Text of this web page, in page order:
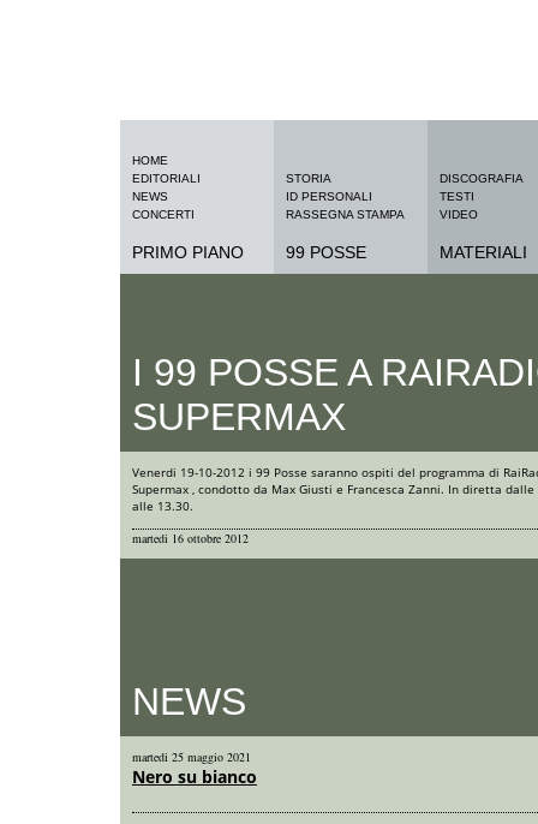
HOME
EDITORIALI
NEWS
CONCERTI
PRIMO PIANO
STORIA
ID PERSONALI
RASSEGNA STAMPA
99 POSSE
DISCOGRAFIA
TESTI
VIDEO
MATERIALI
I 99 POSSE A
SUPERMAX
Venerdi 19-10-2012 i 99 Posse saranno ospiti del programma di
Supermax , condotto da Max Giusti e Francesca Zanni. In diretta dalle
alle 13.30.
martedi 16 ottobre 2012
NEWS
martedi 25 maggio 2021
Nero su bianco